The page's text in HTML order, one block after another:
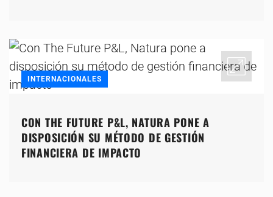
INTERNACIONALES
CON THE FUTURE P&L, NATURA PONE A
DISPOSICIÓN SU MÉTODO DE GESTIÓN
FINANCIERA DE IMPACTO